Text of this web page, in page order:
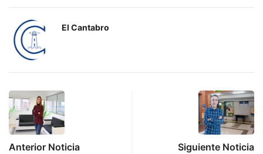
El Cantabro
Anterior Noticia Siguiente Noticia